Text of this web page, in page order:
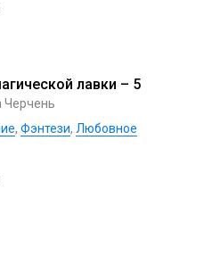
лавки – 5
Черчень
, Фэнтези, Любовное